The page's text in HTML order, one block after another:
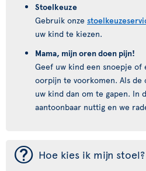
Stoelkeuze
Gebruik onze
uw kind te kiezen.
Mama, mijn oren doen pijn!
Geef uw kind een snoepje of
oorpijn te voorkomen. Als
uw kind dan om te gapen. In
aantoonbaar nuttig en we
¯ Hoe kies ik mijn stoel?